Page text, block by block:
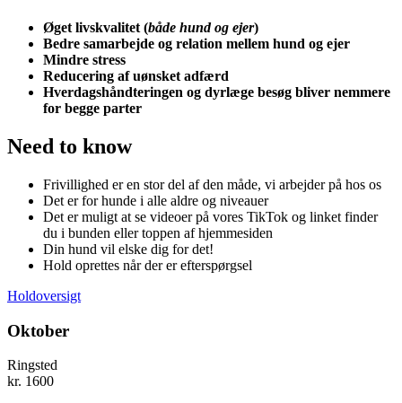
Øget livskvalitet (både hund og ejer)
Bedre samarbejde og relation mellem hund og ejer
Mindre stress
Reducering af uønsket adfærd
Hverdagshåndteringen og dyrlæge besøg bliver nemmere
for begge parter
Need to know
Frivillighed er en stor del af den måde, vi arbejder på hos os
Det er for hunde i alle aldre og niveauer
Det er muligt at se videoer på vores TikTok og linket finder
du i bunden eller toppen af hjemmesiden
Din hund vil elske dig for det!
Hold oprettes når der er efterspørgsel
Holdoversigt
Oktober
Ringsted
kr. 1600